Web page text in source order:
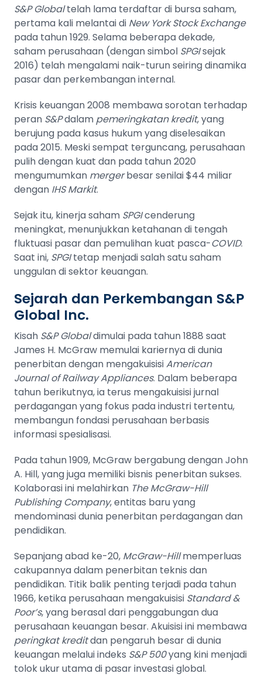
S&P Globaltelah lama terdaftar di bursa saham,
pertama kali melantai di New York Stock Exchange
pada tahun 1929. Selama beberapa dekade,
saham perusahaan (dengan simbol SPGIsejak
2016) telah mengalami naik-turun seiring dinamika
pasar dan perkembangan internal.
Krisis keuangan 2008 membawa sorotan terhadap
peran S&Pdalam pemeringkatan kredit, yang
berujung pada kasus hukum yang diselesaikan
pada 2015. Meski sempat terguncang, perusahaan
pulih dengan kuat dan pada tahun 2020
mengumumkan mergerbesar senilai $44 miliar
dengan IHS Markit.
Sejak itu, kinerja saham SPGIcenderung
meningkat, menunjukkan ketahanan di tengah
fluktuasi pasar dan pemulihan kuat pasca-COVID.
Saat ini, SPGItetap menjadi salah satu saham
unggulan di sektor keuangan.
Sejarah dan Perkembangan S&P
Global Inc.
Kisah S&P Globaldimulai pada tahun 1888 saat
James H. McGraw memulai kariernya di dunia
penerbitan dengan mengakuisisiAmerican
Journal of Railway Appliances. Dalam beberapa
tahun berikutnya, ia terus mengakuisisi jurnal
perdagangan yang fokus pada industri tertentu,
membangun fondasi perusahaan berbasis
informasi spesialisasi.
Pada tahun 1909, McGraw bergabung dengan John
A. Hill, yang juga memiliki bisnis penerbitan sukses.
Kolaborasi ini melahirkan The McGraw-Hill
Publishing Company, entitas baru yang
mendominasi dunia penerbitan perdagangan dan
pendidikan.
Sepanjang abad ke-20, McGraw-Hillmemperluas
cakupannya dalam penerbitan teknis dan
pendidikan. Titik balik penting terjadi pada tahun
1966, ketika perusahaan mengakuisisi Standard &
Poor’s, yang berasal dari penggabungan dua
perusahaan keuangan besar. Akuisisi ini membawa
peringkat kreditdan pengaruh besar di dunia
keuangan melalui indeks S&P 500yang kini menjadi
tolok ukur utama di pasar investasi global.